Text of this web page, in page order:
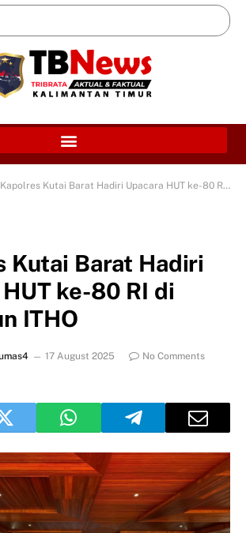
Kapolres Kutai Barat Hadiri Upacara HUT ke-80 RI di Alun-Alun ITHO
Kutai Barat Hadiri
ke-80 RI di
ITHO
17 August 2025
No Comments